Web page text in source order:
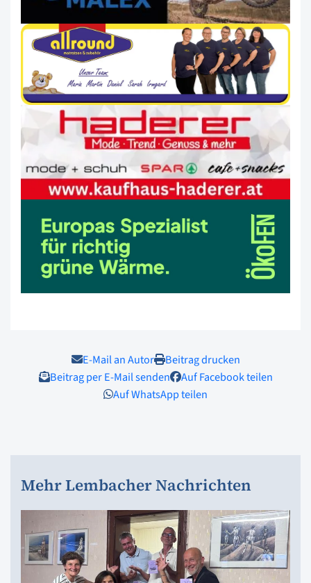
E-Mail an Autor
Beitrag drucken
Beitrag per E-Mail senden
Auf Facebook teilen
Auf WhatsApp teilen
Mehr Lembacher Nachrichten